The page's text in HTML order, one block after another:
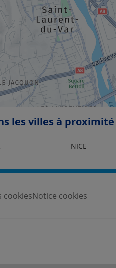
les villes à proximité
NICE
cookiesNotice cookies